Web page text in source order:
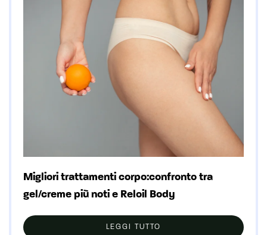
Migliori trattamenti corpo:confronto tra
gel/creme più noti e Reloil Body
LEGGI TUTTO